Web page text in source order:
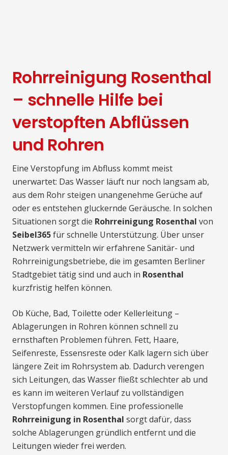
Rohrreinigung Rosenthal
– schnelle Hilfe bei
verstopften Abflüssen
und Rohren
Eine Verstopfung im Abfluss kommt meist
unerwartet: Das Wasser läuft nur noch langsam ab,
aus dem Rohr steigen unangenehme Gerüche auf
oder es entstehen gluckernde Geräusche. In solchen
Situationen sorgt die Rohrreinigung Rosenthal von
Seibel365für schnelle Unterstützung. Über unser
Netzwerk vermitteln wir erfahrene Sanitär- und
Rohrreinigungsbetriebe, die im gesamten Berliner
Stadtgebiet tätig sind und auch in Rosenthal
kurzfristig helfen können.
Ob Küche, Bad, Toilette oder Kellerleitung –
Ablagerungen in Rohren können schnell zu
ernsthaften Problemen führen. Fett, Haare,
Seifenreste, Essensreste oder Kalk lagern sich über
längere Zeit im Rohrsystem ab. Dadurch verengen
sich Leitungen, das Wasser fließt schlechter ab und
es kann im weiteren Verlauf zu vollständigen
Verstopfungen kommen. Eine professionelle
Rohrreinigung in Rosenthal sorgt dafür, dass
solche Ablagerungen gründlich entfernt und die
Leitungen wieder frei werden.